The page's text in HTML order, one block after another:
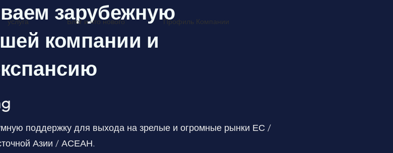
зарубежную
компании и
услуга Блог и что нового Профиль Компании
поддержку для выхода на зрелые и огромные рынки ЕС /
Азии / АСЕАН.